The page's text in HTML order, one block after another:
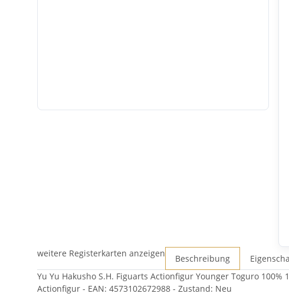
weitere Registerkarten anzeigen Beschreibung
Yu Yu Hakusho S.H. Figuarts Actionfigur Younger Toguro
Actionfigur - EAN: 4573102672988 - Zustand: Neu